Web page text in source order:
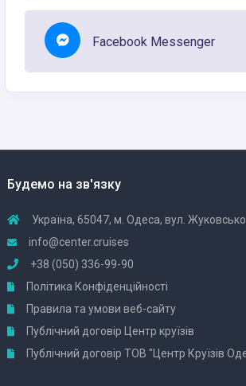
Facebook Messenger
Будемо на зв'язку
Україна, 65047, м. Одеса, вул.
info@center.cruises
+38 (050) 336-99-90
Політика Конфіденційності
Правила та умови веб-сайту
Публічний договір Центр круїзів
Публічний договір ТОВ "Центр Круїзів